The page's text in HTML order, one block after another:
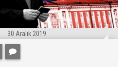
30 Aralık 2019